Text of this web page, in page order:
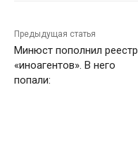
Предыдущая статья
Минюст пополнил реестр
«иноагентов». В него
попали: